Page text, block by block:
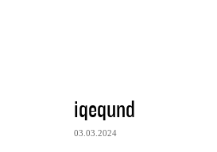
iqeqund
03.03.2024